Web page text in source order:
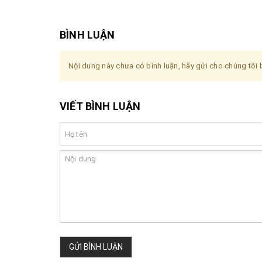
BÌNH LUẬN
Nội dung này chưa có bình luận, hãy gửi cho chúng tôi
VIẾT BÌNH LUẬN
GỬI BÌNH LUẬN